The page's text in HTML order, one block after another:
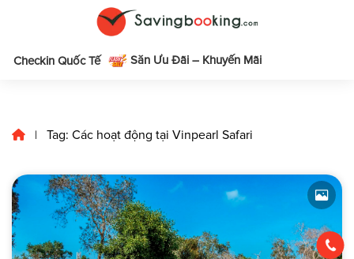
Checkin Quốc Tế Săn Ưu Đãi – Khuyến Mãi
| Tag: Các hoạt động tại Vinpearl Safari